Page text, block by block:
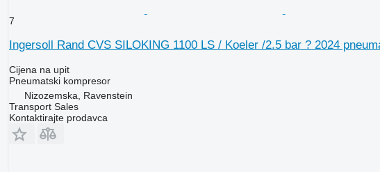
7
Ingersoll Rand CVS SILOKING 1100 LS / Koeler /2.5 bar ? 2024
Cijena na upit
Pneumatski kompresor
Nizozemska, Ravenstein
Transport Sales
Kontaktirajte prodavca